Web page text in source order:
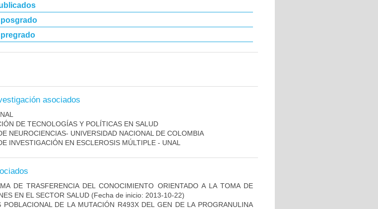
asociados
DE TECNOLOGÍAS Y POLÍTICAS EN SALUD
NEUROCIENCIAS- UNIVERSIDAD NACIONAL DE COLOMBIA
INVESTIGACIÓN EN ESCLEROSIS MÚLTIPLE - UNAL
DE TRASFERENCIA DEL CONOCIMIENTO ORIENTADO A LA TOMA DE
EN EL SECTOR SALUD (Fecha de inicio: 2013-10-22)
POBLACIONAL DE LA MUTACIÓN R493X DEL GEN DE LA PROGRANULINA